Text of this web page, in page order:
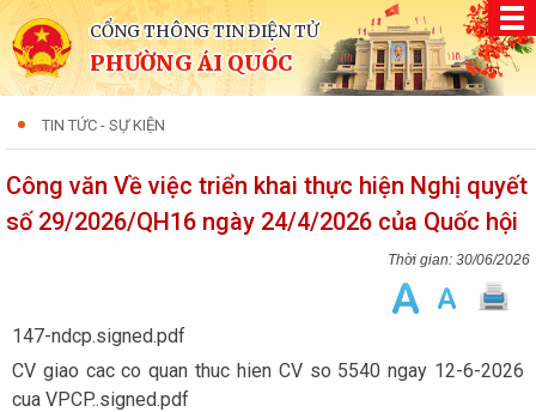
CỔNG THÔNG TIN ĐIỆN TỬ
PHƯỜNG ÁI QUỐC
TIN TỨC - SỰ KIỆN
Công văn Về việc triển khai thực hiện Nghị quyết
số 29/2026/QH16 ngày 24/4/2026 của Quốc hội
30/06/2026
147-ndcp.signed.pdf
CV giao cac co quan thuc hien CV so 5540 ngay 12-6-2026
cua VPCP..signed.pdf